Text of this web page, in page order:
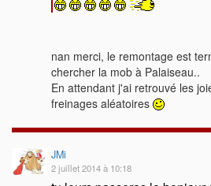
nan merci, le remontage est
chercher la mob à Palaiseau..
En attendant j'ai retrouvé les
freinages aléatoires
JMi
2 juillet 2014 à 10:18